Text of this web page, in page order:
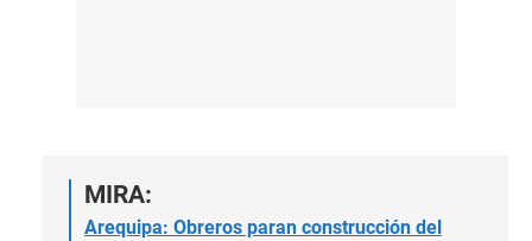
MIRA:
Arequipa: Obreros paran construcción del